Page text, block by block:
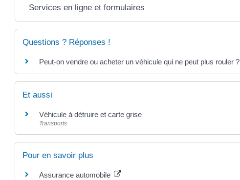
Services en ligne et formulaires
Questions ? Réponses !
Peut-on vendre ou acheter un véhicule qui ne peut plus rouler ?
Et aussi
Véhicule à détruire et carte grise
Transports
Pour en savoir plus
Assurance automobile